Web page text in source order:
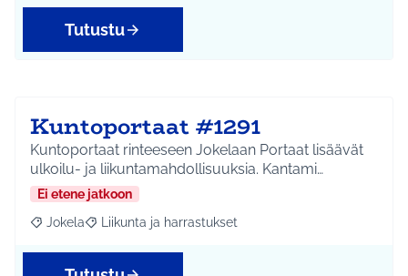
Tutustu
Kuntoportaat #1291
Kuntoportaat rinteeseen Jokelaan Portaat lisäävät
ulkoilu- ja liikuntamahdollisuuksia. Kantami…
Ei etene jatkoon
Rajaa tulokset aihepiirin mukaan: Jokela
Jokela Rajaa tulokset teeman mukaan: Liikunta ja
Liikunta ja harrastukset